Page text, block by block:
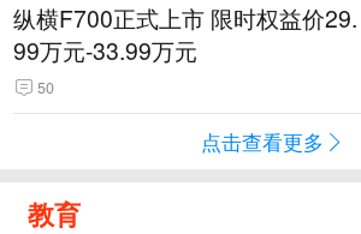
纵横F700正式上市 限时权益价29.
99万元-33.99万元
50
点击查看更多
教育